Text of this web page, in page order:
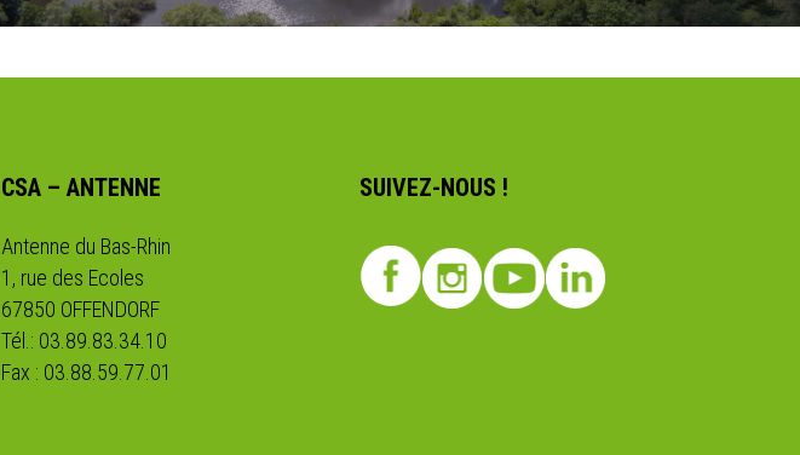
CSA – ANTENNE
Antenne du Bas-Rhin
1, rue des Ecoles
67850 OFFENDORF
Tél.: 03.89.83.34.10
Fax : 03.88.59.77.01
SUIVEZ-NOUS !